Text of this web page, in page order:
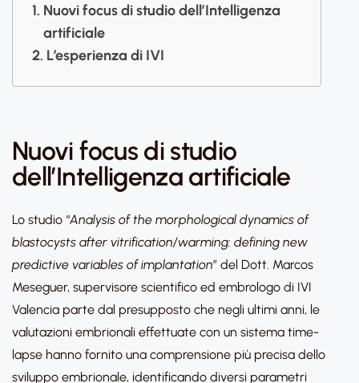
Nuovi focus di studio dell’Intelligenza
artificiale
L’esperienza di IVI
Nuovi focus di studio
dell’Intelligenza artificiale
Lo studio “Analysis of the morphological dynamics of
blastocysts after vitrification/warming: defining new
predictive variables of implantation” del Dott. Marcos
Meseguer, supervisore scientifico ed embrologo di IVI
Valencia parte dal presupposto che negli ultimi anni, le
valutazioni embrionali effettuate con un sistema time-
lapse hanno fornito una comprensione più precisa dello
sviluppo embrionale, identificando diversi parametri